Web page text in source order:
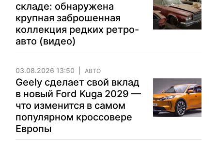
складе: обнаружена
крупная заброшенная
коллекция редких ретро-
авто (видео)
03.08.2026 13:50 АВТО
Geely сделает свой вклад
в новый Ford Kuga 2029 —
что изменится в самом
популярном кроссовере
Европы